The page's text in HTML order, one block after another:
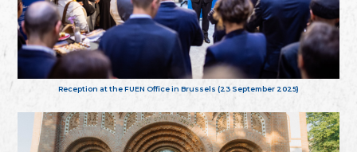
Reception at the FUEN Office in Brussels (23 September 2025)